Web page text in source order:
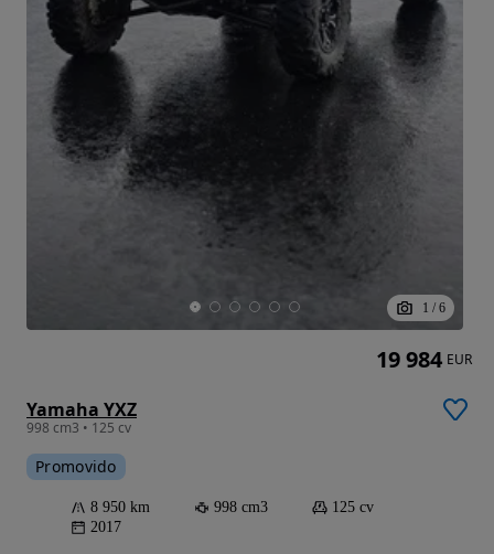
1 / 6
Yamaha YXZ
998 cm3 • 125 cv
Promovido
8 950 km 998 cm3
125 cv
2017
19 984 EUR